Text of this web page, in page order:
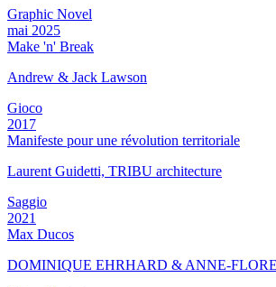
Graphic Novel
mai 2025
Make 'n' Break
Andrew & Jack Lawson
Gioco
2017
Manifeste pour une révolution territoriale
Laurent Guidetti, TRIBU architecture
Saggio
2021
Max Ducos
DOMINIQUE EHRHARD & ANNE-